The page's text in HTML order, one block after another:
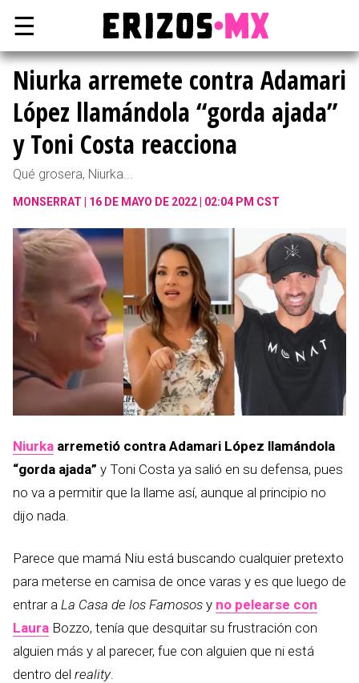
☰
Niurka arremete contra Adamari
López llamándola “gorda ajada”
y Toni Costa reacciona
Qué grosera, Niurka...
MONSERRAT 16 DE MAYO DE 2022 | 02:04 PM CST
Niurka arremetió contra Adamari López llamándola
“gorda ajada” y Toni Costa ya salió en su defensa, pues
no va a permitir que la llame así, aunque al principio no
dijo nada.
Parece que mamá Niu está buscando cualquier pretexto
para meterse en camisa de once varas y es que luego de
entrar a La Casa de los Famosos y no pelearse con
Laura Bozzo, tenía que desquitar su frustración con
alguien más y al parecer, fue con alguien que ni está
dentro del reality.